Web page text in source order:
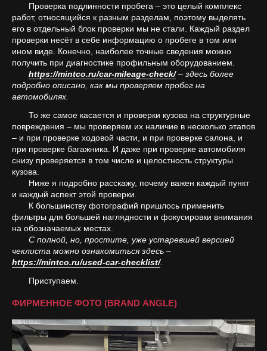
Проверка подлинности пробега – это целый комплекс
работ, относящийся к разным разделам, поэтому выделять
его в отдельный блок проверки мы не стали. Каждый раздел
проверки несёт в себе информацию о пробеге в том или
ином виде. Конечно, наиболее точные сведения можно
получить при диагностике профильным оборудованием.
https://mintco.ru/car-mileage-check/– здесь более
подробно описано, как мы проверяем пробег на
автомобилях.
То же самое касается и проверки кузова на структурные
повреждения – мы проверяем их наличие в несколько этапов
– и при проверке ходовой части, и при проверке салона, и
при проверке багажника. И даже при проверке автомобиля
снизу проверяется в том числе и целостность структуры
кузова.
Ниже я подробно расскажу, почему важен каждый пункт
и каждый аспект этой проверки.
К большинству фотографий пришлось применить
фильтры для большей наглядности и фокусировки внимания
на обозначаемых местах.
С полной, но, простите, уже устаревшей версией
чеклиста можно ознакомиться здесь –
https://mintco.ru/used-car-checklist/.
Приступаем.
ФИРМЕННОЕ ФОТО (BRAND ANGLE)